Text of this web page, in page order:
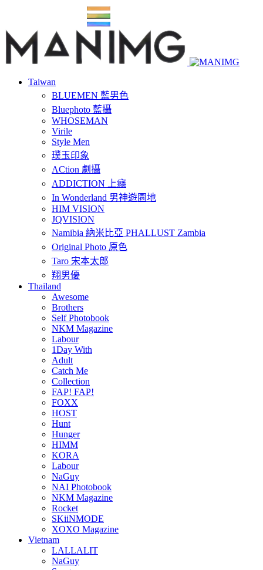
Taiwan
BLUEMEN 藍男色
Bluephoto 藍攝
WHOSEMAN
Virile
Style Men
璞玉印象
ACtion 劇攝
ADDICTION 上癮
In Wonderland 男神遊園地
HIM VISION
JQVISION
Namibia 納米比亞 PHALLUST Zambia
Original Photo 原色
Taro 宋本太郎
翔男優
Thailand
Awesome
Brothers
Self Photobook
NKM Magazine
Labour
1Day With
Adult
Catch Me
Collection
FAP! FAP!
FOXX
HOST
Hunt
Hunger
HIMM
KORA
Labour
NaGuy
NAI Photobook
NKM Magazine
Rocket
SKiiNMODE
XOXO Magazine
Vietnam
LALLALIT
NaGuy